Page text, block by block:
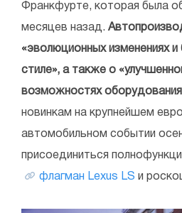
Франкфурте, которая была
месяцев назад.
«эволюционных изменениях
стиле», а также о
возможностях
новинкам на крупнейшем
автомобильном событии
присоединиться
флагман Lexus LS и